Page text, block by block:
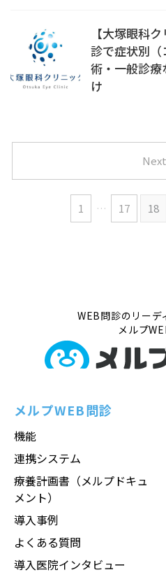
【大塚眼科
診で症状別
術・一般診
け
1 … 17 18
WEB問診のリーデ
メルプ
メルプWEB問診
機能
連携システム
療養計画書（メルプドキュ
メント）
導入事例
よくある質問
導入医院インタビュー